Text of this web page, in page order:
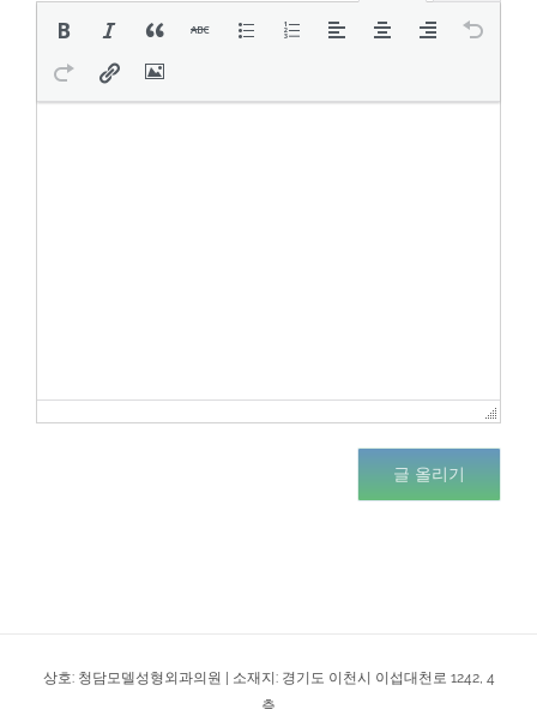
글 올리기
상호: 청담모델성형외과의원 | 소재지: 경기도 이천시 이섭대천로 1242, 4
층